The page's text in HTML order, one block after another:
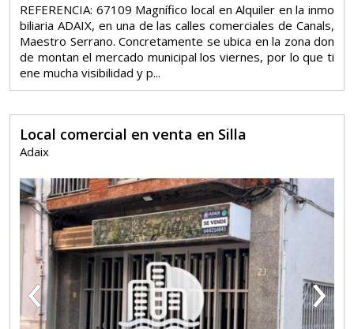
REFERENCIA: 67109 Magnífico local en Alquiler en la inmo
biliaria ADAIX, en una de las calles comerciales de Canals,
Maestro Serrano. Concretamente se ubica en la zona don
de montan el mercado municipal los viernes, por lo que ti
ene mucha visibilidad y p...
Local comercial en venta en Silla
Adaix
‹ ›